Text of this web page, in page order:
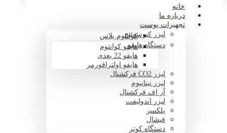
خانه
درباره ما
تجهیزات پوست
لیزر کیوسوئیچکوانتوم پلاس
دستگاه هایفوهایفو کوانتوم
هایفو 22 بعدی
هایفو اولترافورمر
لیزر CO2 فرکشنال
لیزر تیتانیوم
آر اف فرکشنال
لیزر اندولیفت
پلکسر
فیشال
دستگاه کوتر